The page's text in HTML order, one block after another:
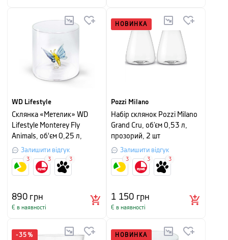
WD Lifestyle
Склянка «Метелик» WD
Lifestyle Monterey Fly
Animals, об'єм 0,25 л,
прозорий
Залишити відгук
890грн
Є в наявності
3 3 3
НОВИНКА
Pozzi Milano
Набір склянок Pozzi Milano
Grand Cru, об’єм 0,53 л,
прозорий, 2 шт
Залишити відгук
1 150 грн
Є в наявності
3 3 3
-35 % НОВИНКА